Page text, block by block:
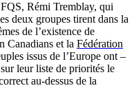
Rémi Tremblay, qui
deux groupes tirent dans la
de l’existence de
Canadians et la Fédération
issus de l’Europe ont –
leur liste de priorités le
au-dessus de la